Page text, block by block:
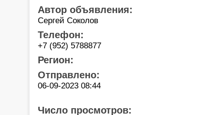
Автор объявления:
Сергей Соколов
Телефон:
+7 (952) 5788877
Регион:
Отправлено:
06-09-2023 08:44
Число просмотров: